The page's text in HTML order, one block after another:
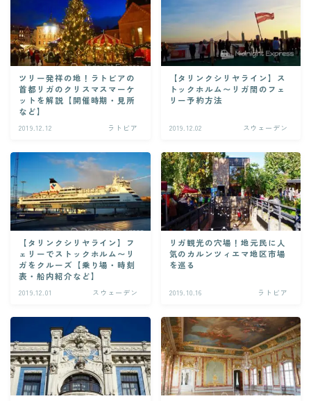
ツリー発祥の地！ラトビアの
首都リガのクリスマスマーケ
ットを解説【開催時期・見所
など】
2019.12.12 ラトビア
【タリンクシリヤライン】ス
トックホルム〜リガ間のフェ
リー予約方法
2019.12.02 スウェーデン
【タリンクシリヤライン】フ
ェリーでストックホルム〜リ
ガをクルーズ【乗り場・時刻
表・船内紹介など】
2019.12.01 スウェーデン
リガ観光の穴場！地元民に人
気のカルンツィエマ地区市場
を巡る
2019.10.16 ラトビア